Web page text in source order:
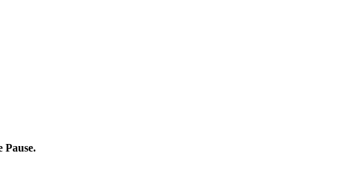
Pause.